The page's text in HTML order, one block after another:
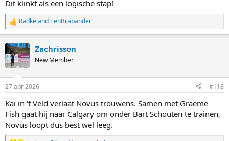
Dit klinkt als een logische stap!
R
e
c
t
i
s
Radkeand EenBrabander
Zachrisson
New Member
27 apr 2026 #118
Kai in ‘t Veld verlaat Novus trouwens. Samen met Graeme
Fish gaat hij naar Calgary om onder Bart Schouten te trainen,
Novus loopt dus best wel leeg.